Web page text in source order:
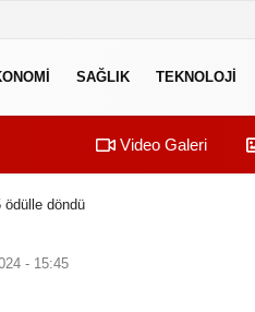
SAĞLIK TEKNOLOJI
Video Galeri
ödülle döndü
- 15:45